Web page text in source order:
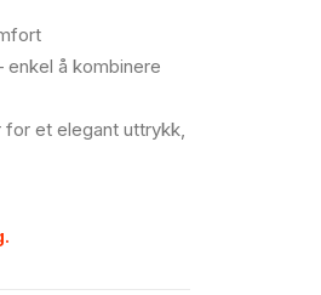
å kombinere
for et elegant uttrykk,